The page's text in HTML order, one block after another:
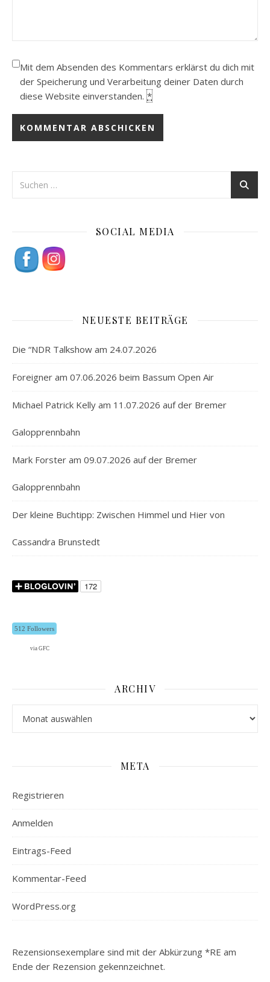
Mit dem Absenden des Kommentars erklärst du dich mit
der Speicherung und Verarbeitung deiner Daten durch
diese Website einverstanden. *
SOCIAL MEDIA
NEUESTE BEITRÄGE
Die “NDR Talkshow am 24.07.2026
Foreigner am 07.06.2026 beim Bassum Open Air
Michael Patrick Kelly am 11.07.2026 auf der Bremer
Galopprennbahn
Mark Forster am 09.07.2026 auf der Bremer
Galopprennbahn
Der kleine Buchtipp: Zwischen Himmel und Hier von
Cassandra Brunstedt
512 Followers
via GFC
ARCHIV
META
Registrieren
Anmelden
Eintrags-Feed
Kommentar-Feed
WordPress.org
Rezensionsexemplare sind mit der Abkürzung *RE am
Ende der Rezension gekennzeichnet.